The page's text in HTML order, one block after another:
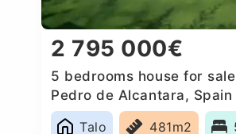
2 795 000€
5 bedrooms house for
Pedro de Alcantara, Spain
Talo
481m2